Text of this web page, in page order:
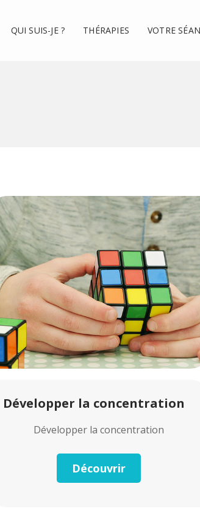
QUI SUIS-JE ? THÉRAPIES VOTRE
Développer la concentration
Développer la concentration
Découvrir